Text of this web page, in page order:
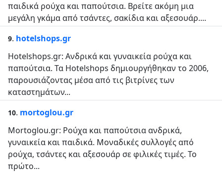
παιδικά ρούχα και παπούτσια. Βρείτε ακόμη μια
μεγάλη γκάμα από τσάντες, σακίδια και αξεσουάρ....
9. hotelshops.gr
Hotelshops.gr: Ανδρικά και γυναικεία ρούχα και
παπούτσια. Τα Hotelshops δημιουργήθηκαν το 2006,
παρουσιάζοντας μέσα από τις βιτρίνες των
καταστημάτων...
10. mortoglou.gr
Mortoglou.gr: Ρούχα και παπούτσια ανδρικά,
γυναικεία και παιδικά. Μοναδικές συλλογές από
ρούχα, τσάντες και αξεσουάρ σε φιλικές τιμές. Το
πρώτο...